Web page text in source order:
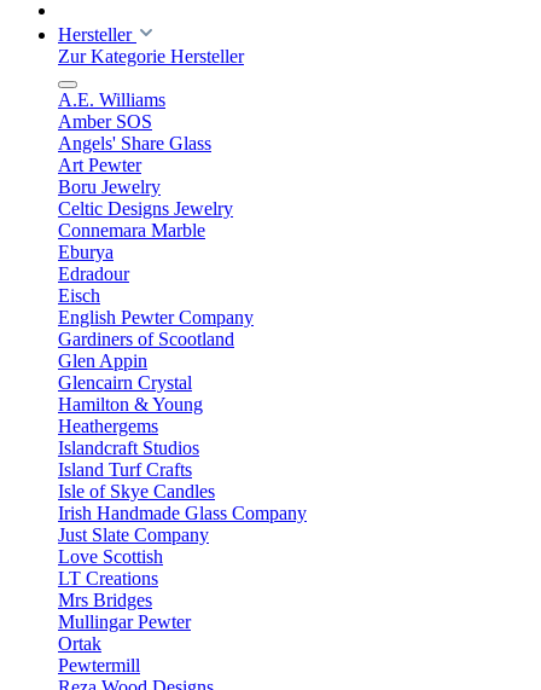
Hersteller
Zur Kategorie Hersteller
A.E. Williams
Amber SOS
Angels' Share Glass
Art Pewter
Boru Jewelry
Celtic Designs Jewelry
Connemara Marble
Eburya
Edradour
Eisch
English Pewter Company
Gardiners of Scootland
Glen Appin
Glencairn Crystal
Hamilton & Young
Heathergems
Islandcraft Studios
Island Turf Crafts
Isle of Skye Candles
Irish Handmade Glass Company
Just Slate Company
Love Scottish
LT Creations
Mrs Bridges
Mullingar Pewter
Ortak
Pewtermill